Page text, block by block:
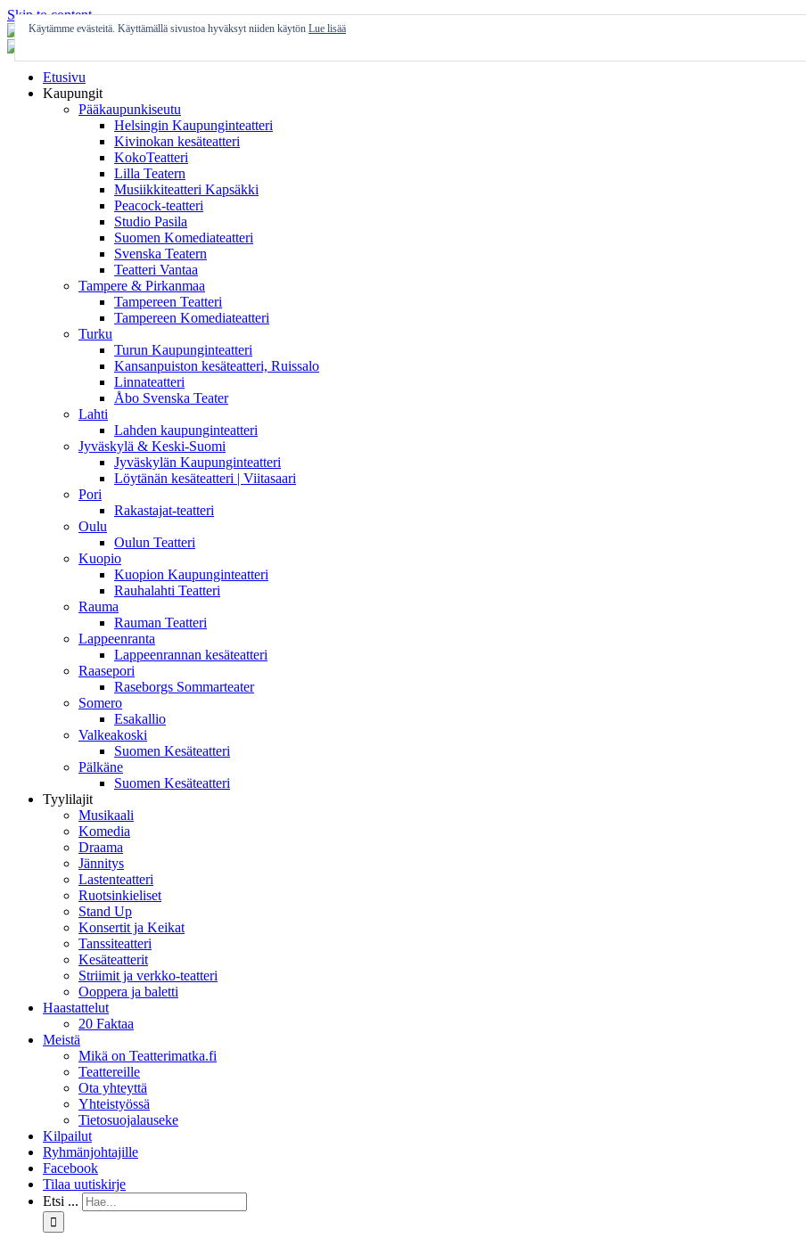
Skip to content
Etusivu
Kaupungit
Pääkaupunkiseutu
Helsingin Kaupunginteatteri
Kivinokan kesäteatteri
KokoTeatteri
Lilla Teatern
Musiikkiteatteri Kapsäkki
Peacock-teatteri
Studio Pasila
Suomen Komediateatteri
Svenska Teatern
Teatteri Vantaa
Tampere & Pirkanmaa
Tampereen Teatteri
Tampereen Komediateatteri
Turku
Turun Kaupunginteatteri
Kansanpuiston kesäteatteri, Ruissalo
Linnateatteri
Åbo Svenska Teater
Lahti
Lahden kaupunginteatteri
Jyväskylä & Keski-Suomi
Jyväskylän Kaupunginteatteri
Löytänän kesäteatteri | Viitasaari
Pori
Rakastajat-teatteri
Oulu
Oulun Teatteri
Kuopio
Kuopion Kaupunginteatteri
Rauhalahti Teatteri
Rauma
Rauman Teatteri
Lappeenranta
Lappeenrannan kesäteatteri
Raasepori
Raseborgs Sommarteater
Somero
Esakallio
Valkeakoski
Suomen Kesäteatteri
Pälkäne
Suomen Kesäteatteri
Tyylilajit
Musikaali
Komedia
Draama
Jännitys
Lastenteatteri
Ruotsinkieliset
Stand Up
Konsertit ja Keikat
Tanssiteatteri
Kesäteatterit
Striimit ja verkko-teatteri
Ooppera ja baletti
Haastattelut
20 Faktaa
Meistä
Mikä on Teatterimatka.fi
Teattereille
Ota yhteyttä
Yhteistyössä
Tietosuojalauseke
Kilpailut
Ryhmänjohtajille
Facebook
Tilaa uutiskirje
Etsi ...
Käytämme evästeitä. Käyttämällä sivustoa hyväksyt niiden käytön Lue lisää